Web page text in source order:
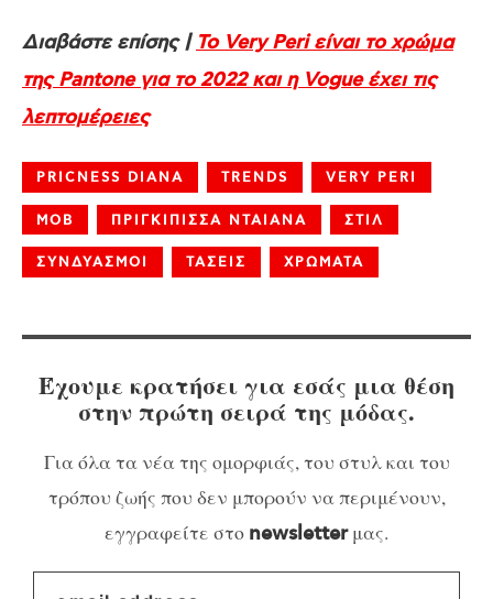
Διαβάστε επίσης | Το Very Peri είναι το χρώμα
της Pantone για το 2022 και η Vogue έχει τις
λεπτομέρειες
PRICNESS DIANA TRENDS VERY PERI
ΜΟΒ ΠΡΙΓΚΙΠΙΣΣΑ ΝΤΑΙΑΝΑ ΣΤΙΛ
ΣΥΝΔΥΑΣΜΟΙ ΤΑΣΕΙΣ ΧΡΩΜΑΤΑ
Έχουμε κρατήσει για εσάς μια θέση
στην πρώτη σειρά της μόδας.
Για όλα τα νέα της ομορφιάς, του στυλ και του
τρόπου ζωής που δεν μπορούν να περιμένουν,
εγγραφείτε στο newsletterμας.